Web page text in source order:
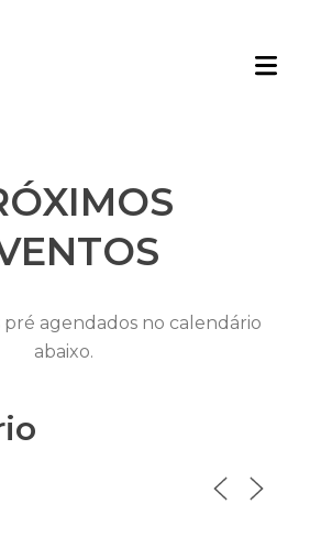
pré agendados no calendário
abaixo.